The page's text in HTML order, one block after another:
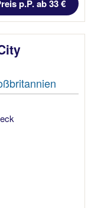
p.P. ab 33 €